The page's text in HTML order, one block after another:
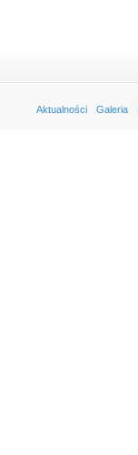
Aktualności Galeria